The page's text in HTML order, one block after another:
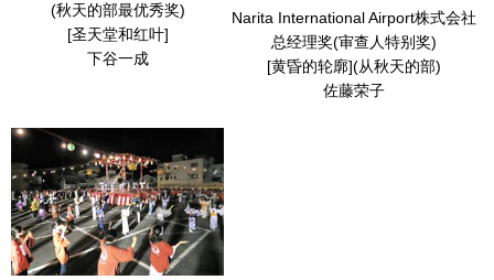
(秋天的部最优秀奖)
[圣天堂和红叶]
下谷一成
Narita International Airport株式会社
总经理奖(审查人特别奖)
[黄昏的轮廓](从秋天的部)
佐藤荣子